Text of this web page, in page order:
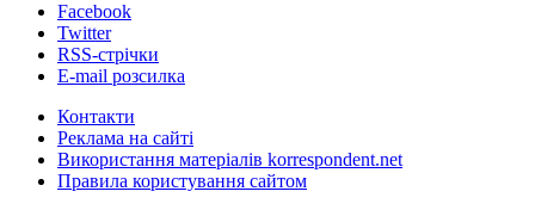
Facebook
Twitter
RSS-стрічки
E-mail розсилка
Контакти
Реклама на сайті
Використання матеріалів korrespondent.net
Правила користування сайтом